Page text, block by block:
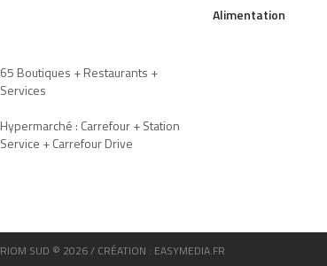
65 Boutiques + Restaurants +
Services
Hypermarché : Carrefour + Station
Service + Carrefour Drive
Alimentation
RIOM SUD © 2026 / CRÉATION : EASYMEDIA.FR